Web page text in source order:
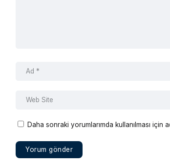
Daha sonraki yorumlarımda kullanılması için